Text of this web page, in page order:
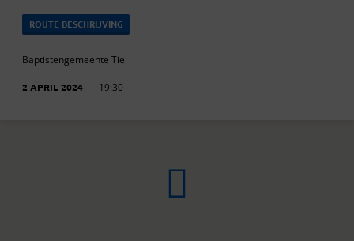
ROUTE BESCHRIJVING
Baptistengemeente Tiel
2 APRIL 2024 19:30